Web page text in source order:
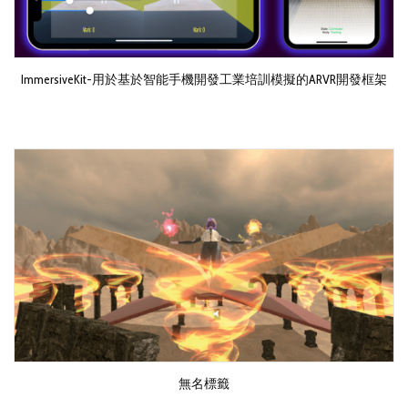
ImmersiveKit-用於基於智能手機開發工業培訓模擬的ARVR開發框架
無名標籤